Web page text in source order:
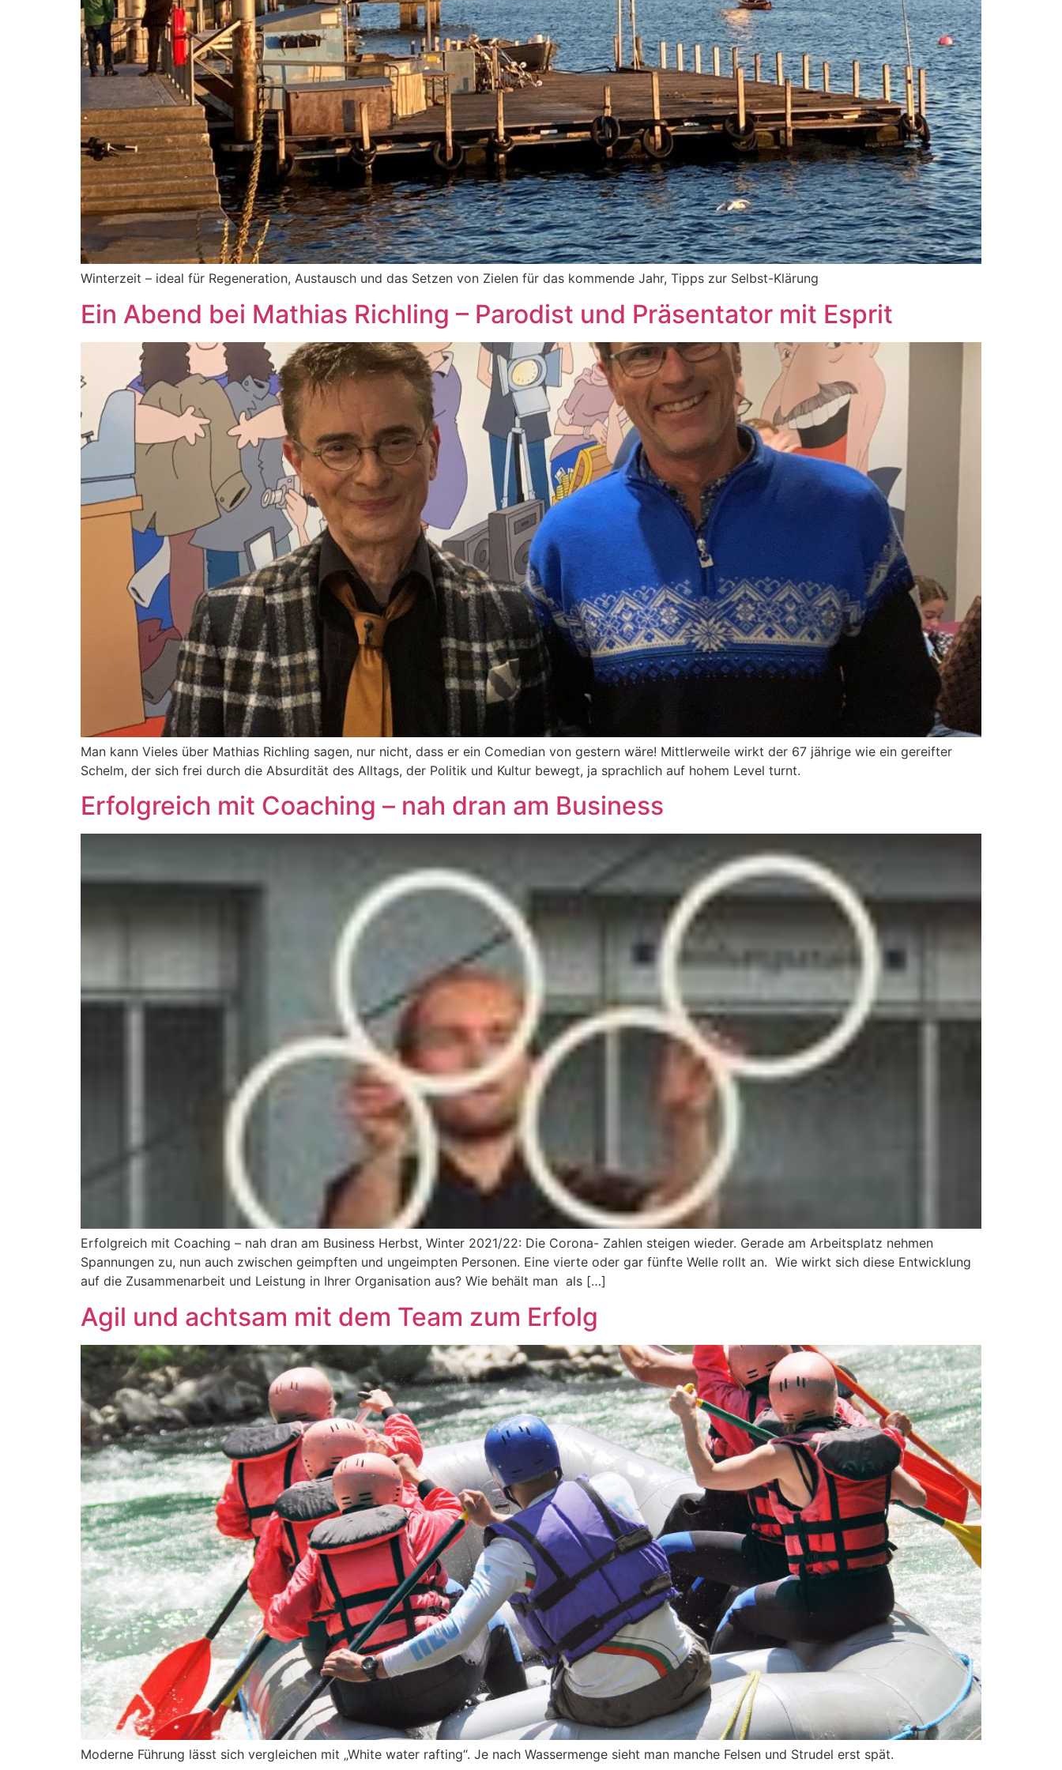
Winterzeit – ideal für Regeneration, Austausch und das Setzen von Zielen für das kommende Jahr, Tipps zur Selbst-Klärung
Ein Abend bei Mathias Richling – Parodist und Präsentator mit Esprit
Man kann Vieles über Mathias Richling sagen, nur nicht, dass er ein Comedian von gestern wäre! Mittlerweile wirkt der 67 jährige wie ein gereifter
Schelm, der sich frei durch die Absurdität des Alltags, der Politik und Kultur bewegt, ja sprachlich auf hohem Level turnt.
Erfolgreich mit Coaching – nah dran am Business
Erfolgreich mit Coaching – nah dran am Business Herbst, Winter 2021/22: Die Corona- Zahlen steigen wieder. Gerade am Arbeitsplatz nehmen
Spannungen zu, nun auch zwischen geimpften und ungeimpten Personen. Eine vierte oder gar fünfte Welle rollt an. Wie wirkt sich diese Entwicklung
auf die Zusammenarbeit und Leistung in Ihrer Organisation aus? Wie behält man als […]
Agil und achtsam mit dem Team zum Erfolg
Moderne Führung lässt sich vergleichen mit „White water rafting“. Je nach Wassermenge sieht man manche Felsen und Strudel erst spät.